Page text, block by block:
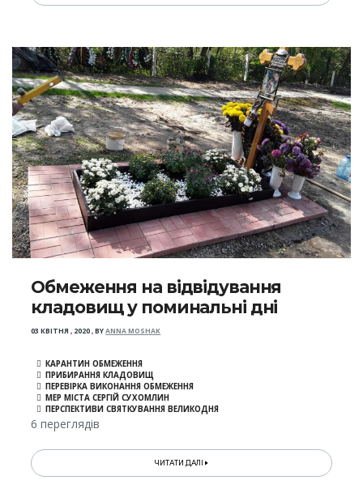
Обмеження на відвідування
кладовищ у поминальні дні
03 КВІТНЯ , 2020,BYANNA MOSHAK
КАРАНТИН ОБМЕЖЕННЯ
ПРИБИРАННЯ КЛАДОВИЩ
ПЕРЕВІРКА ВИКОНАННЯ ОБМЕЖЕННЯ
МЕР МІСТА СЕРГІЙ СУХОМЛИН
ПЕРСПЕКТИВИ СВЯТКУВАННЯ ВЕЛИКОДНЯ
6 переглядів
ЧИТАТИ ДАЛІ